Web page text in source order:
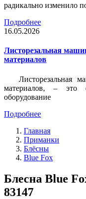
радикально изменило
Подробнее
16.05.2026
Листорезальная
материалов
Листорезальная
материалов, – это
оборудование
Подробнее
Главная
Приманки
Блёсны
Blue Fox
Блесна Blue
83147